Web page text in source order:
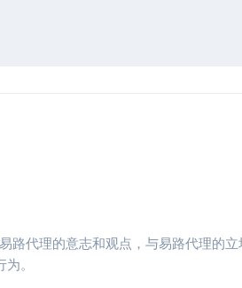
路代理的意志和观点，与易路代理的立
。